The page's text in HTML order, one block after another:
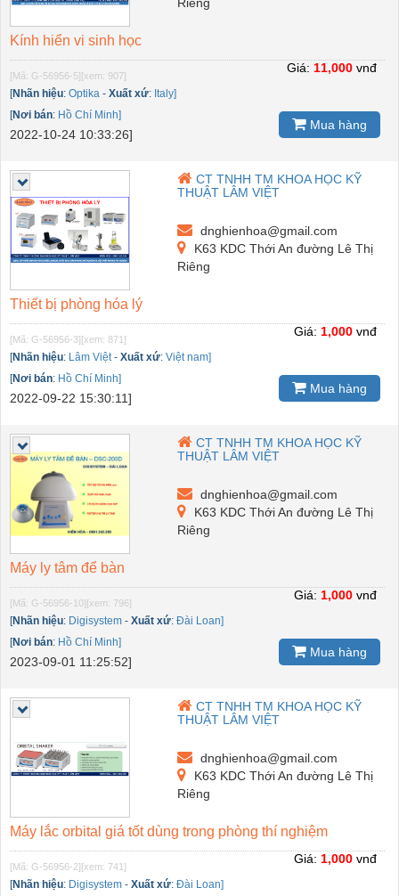
Riêng
Kính hiển vi sinh học
[Mã: G-56956-5] [xem: 907]
[Nhãn hiệu: Optika - Xuất xứ: Italy]
[Nơi bán: Hồ Chí Minh]
2022-10-24 10:33:26]
Giá: 11,000 vnđ
Mua hàng
CT TNHH TM KHOA HỌC KỸ
THUẬT LÂM VIỆT
dnghienhoa@gmail.com
K63 KDC Thới An đường Lê Thị
Riêng
Thiết bị phòng hóa lý
[Mã: G-56956-3] [xem: 871]
[Nhãn hiệu: Lâm Việt- Xuất xứ: Việt nam]
[Nơi bán: Hồ Chí Minh]
2022-09-22 15:30:11]
Giá: 1,000 vnđ
Mua hàng
CT TNHH TM KHOA HỌC KỸ
THUẬT LÂM VIỆT
dnghienhoa@gmail.com
K63 KDC Thới An đường Lê Thị
Riêng
Máy ly tâm để bàn
[Mã: G-56956-10] [xem: 796]
[Nhãn hiệu: Digisystem - Xuất xứ: Đài Loan]
[Nơi bán: Hồ Chí Minh]
2023-09-01 11:25:52]
Giá: 1,000 vnđ
Mua hàng
CT TNHH TM KHOA HỌC KỸ
THUẬT LÂM VIỆT
dnghienhoa@gmail.com
K63 KDC Thới An đường Lê Thị
Riêng
Máy lắc orbital giá tốt dùng trong phòng thí nghiệm
[Mã: G-56956-2] [xem: 741]
[Nhãn hiệu: Digisystem - Xuất xứ: Đài Loan]
Giá: 1,000 vnđ